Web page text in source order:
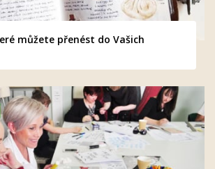
můžete přenést do Vašich